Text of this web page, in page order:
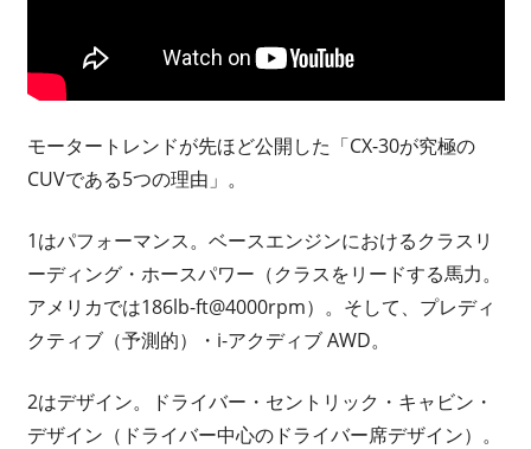
モータートレンドが先ほど公開した「CX-30が究極の
CUVである5つの理由」。
1はパフォーマンス。ベースエンジンにおけるクラスリ
ーディング・ホースパワー（クラスをリードする馬力。
アメリカでは186lb-ft@4000rpm）。そして、プレディ
クティブ（予測的）・i-アクディブ AWD。
2はデザイン。ドライバー・セントリック・キャビン・
デザイン（ドライバー中心のドライバー席デザイン）。